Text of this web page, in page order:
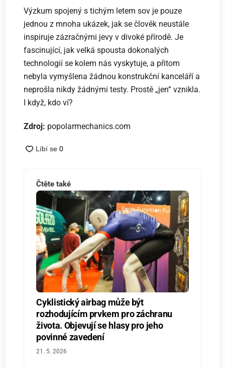
Výzkum spojený s tichým letem sov je pouze
jednou z mnoha ukázek, jak se člověk neustále
inspiruje zázračnými jevy v divoké přírodě. Je
fascinující, jak velká spousta dokonalých
technologií se kolem nás vyskytuje, a přitom
nebyla vymyšlena žádnou konstrukční kanceláří a
neprošla nikdy žádnými testy. Prostě „jen“ vznikla.
I když, kdo ví?
Zdroj: popolarmechanics.com
Čtěte také
Cyklistický airbag může být
rozhodujícím prvkem pro záchranu
života. Objevují se hlasy pro jeho
povinné zavedení
21. 5. 2026